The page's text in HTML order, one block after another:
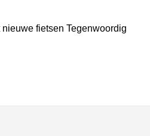
fietsen Tegenwoordig